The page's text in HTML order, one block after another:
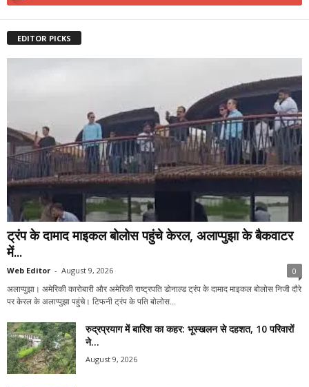
EDITOR PICKS
ट्रंप के दामाद माइकल बोलोस पहुंचे केरल, अलाप्पुझा के बैकवाटर
में...
Web Editor - August 9, 2026 0
अलाप्पुझा। अमेरिकी कारोबारी और अमेरिकी राष्ट्रपति डोनाल्ड ट्रंप के दामाद माइकल बोलोस निजी दौरे
पर केरल के अलाप्पुझा पहुंचे। टिफनी ट्रंप के पति बोलोस...
रुद्रप्रयाग में बारिश का कहर: भूस्खलन से दहशत, 10 परिवारों
ने...
August 9, 2026